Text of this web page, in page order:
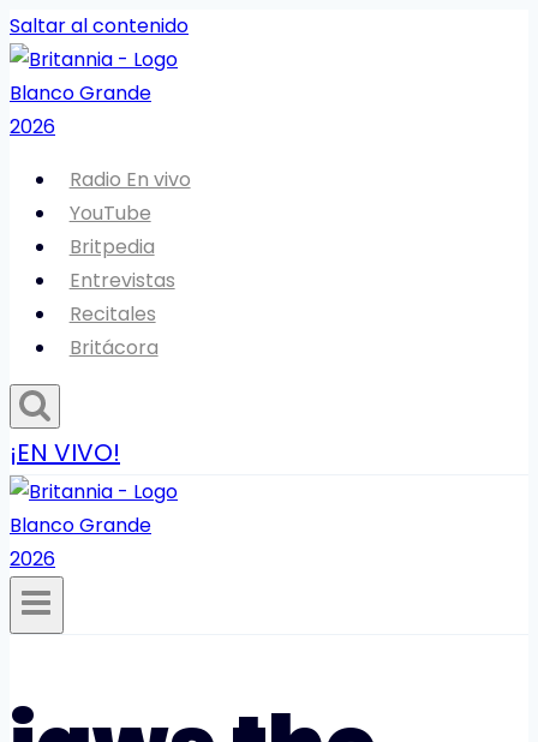
Saltar al contenido
Radio En vivo
YouTube
Britpedia
Entrevistas
Recitales
Britácora
¡EN VIVO!